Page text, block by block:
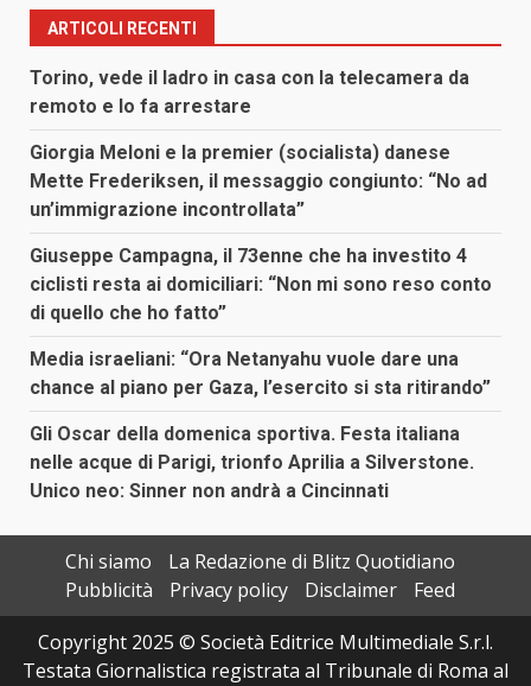
ARTICOLI RECENTI
Torino, vede il ladro in casa con la telecamera da
remoto e lo fa arrestare
Giorgia Meloni e la premier (socialista) danese
Mette Frederiksen, il messaggio congiunto: “No ad
un’immigrazione incontrollata”
Giuseppe Campagna, il 73enne che ha investito 4
ciclisti resta ai domiciliari: “Non mi sono reso conto
di quello che ho fatto”
Media israeliani: “Ora Netanyahu vuole dare una
chance al piano per Gaza, l’esercito si sta ritirando”
Gli Oscar della domenica sportiva. Festa italiana
nelle acque di Parigi, trionfo Aprilia a Silverstone.
Unico neo: Sinner non andrà a Cincinnati
Chi siamo
La Redazione di Blitz Quotidiano
Pubblicità
Privacy policy Disclaimer
Feed
Copyright 2025 © Società Editrice Multimediale S.r.l.
Testata Giornalistica registrata al Tribunale di Roma al